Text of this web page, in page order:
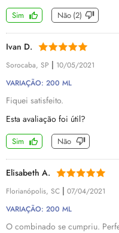
Sim Não (2)
Ivan D.
Sorocaba, SP | 10/05/2021
VARIAÇÃO: 200 ML
Fiquei satisfeito.
Esta avaliação foi útil?
Sim Não
Elisabeth A.
Florianópolis, SC | 07/04/2021
VARIAÇÃO: 200 ML
O combinado se cumpriu.